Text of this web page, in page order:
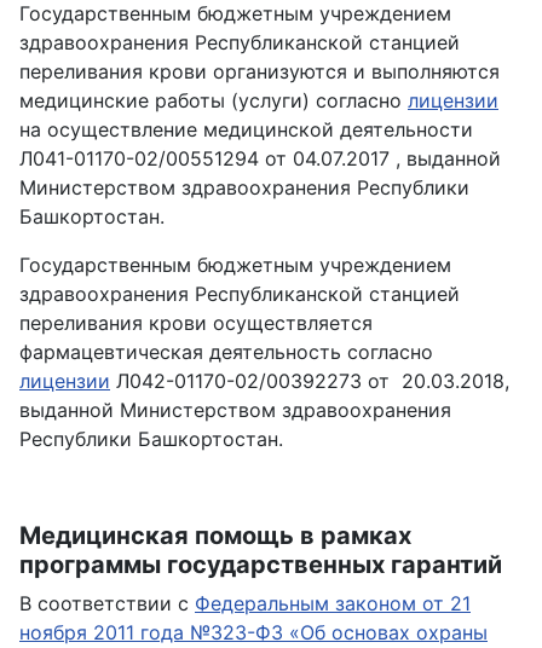
Государственным бюджетным учреждением
здравоохранения Республиканской станцией
переливания крови организуются и выполняются
медицинские работы (услуги) согласно лицензии
на осуществление медицинской деятельности
Л041-01170-02/00551294 от 04.07.2017 , выданной
Министерством здравоохранения Республики
Башкортостан.
Государственным бюджетным учреждением
здравоохранения Республиканской станцией
переливания крови осуществляется
фармацевтическая деятельность согласно
лицензии Л042-01170-02/00392273 от 20.03.2018,
выданной Министерством здравоохранения
Республики Башкортостан.
Медицинская помощь в рамках
программы государственных гарантий
В соответствии с Федеральным законом от 21
ноября 2011 года №323-ФЗ «Об основах охраны